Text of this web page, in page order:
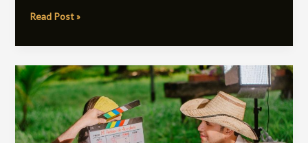
Read Post »
‘Mi
pedazo
de
acordeón’,
una